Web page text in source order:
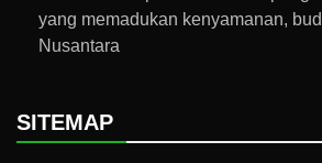
yang memadukan kenyamanan,
Nusantara
SITEMAP